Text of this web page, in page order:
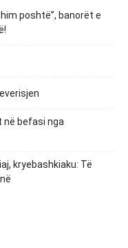
poshtë”, banorët e
në befasi nga
kryebashkiaku: Të